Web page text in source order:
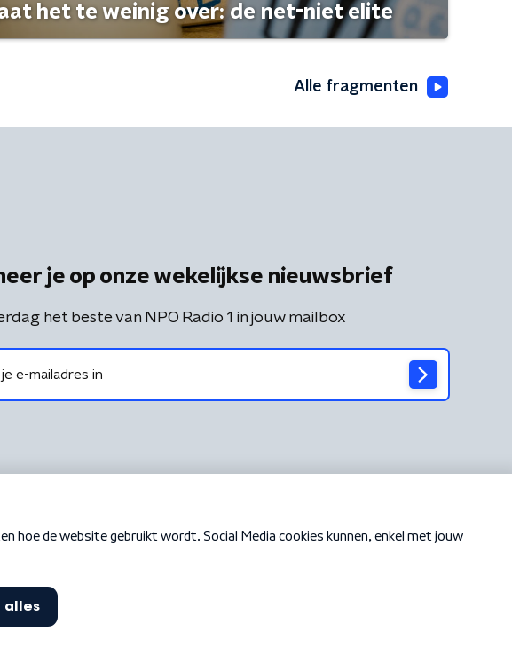
het te weinig over: de net-niet elite
Alle fragmenten
je op onze wekelijkse nieuwsbrief
het beste van NPO Radio 1 in jouw mailbox